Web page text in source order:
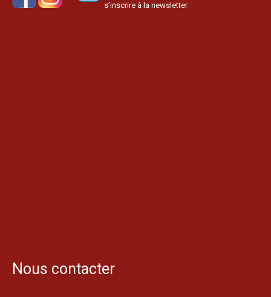
s’inscrire à la newsletter
Nous contacter